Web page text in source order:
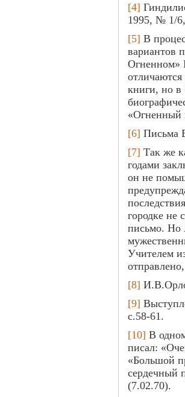
[4]
1995, № 1/
[5] В
вариантов
Огненном»
книги, но в
«Огненный
[6] Письма
[7] Так же
годами
он не
городке не
письмо. Но
Учителем
[8]
[9]
с.58-61.
[10] В
писал:
«Большой
сердечный
(7.02.70).